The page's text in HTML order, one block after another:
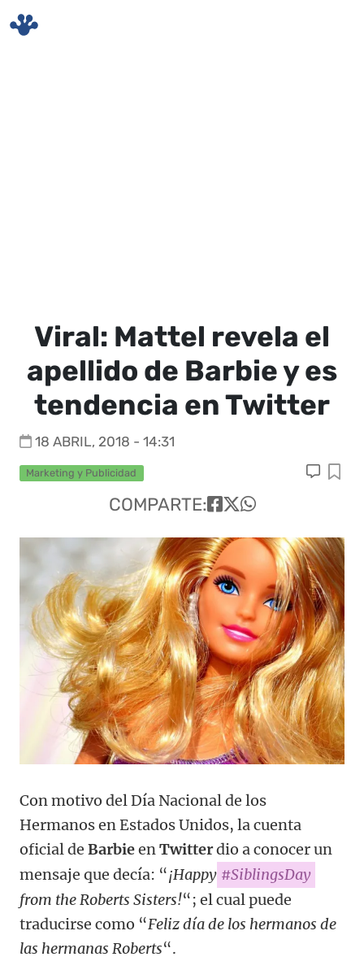
Viral: Mattel revela el
apellido de Barbie y es
tendencia en Twitter
18 ABRIL, 2018 - 14:31
Marketing y Publicidad
COMPARTE:
Con motivo del Día Nacional de los
Hermanos en Estados Unidos, la cuenta
oficial de BarbieenTwitterdio a conocer un
mensaje que decía: “¡Happy #SiblingsDay
from the Roberts Sisters!“; el cual puede
traducirse como “Feliz día de los hermanos de
las hermanas Roberts“.